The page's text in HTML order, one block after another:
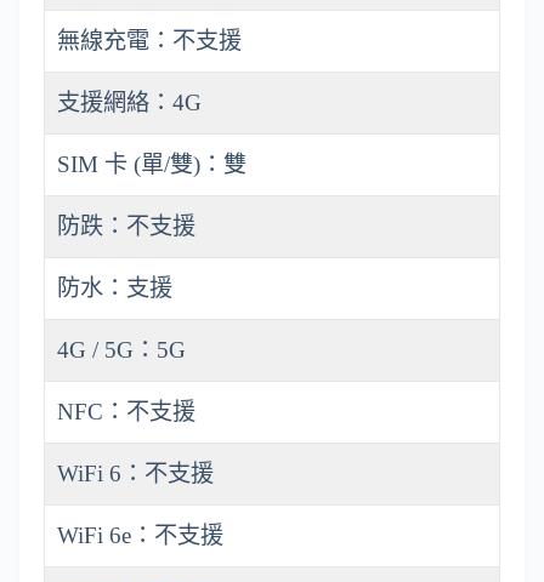
無線充電：不支援
支援網絡：4G
SIM 卡 (單/雙)：雙
防跌：不支援
防水：支援
4G / 5G：5G
NFC：不支援
WiFi 6：不支援
WiFi 6e：不支援